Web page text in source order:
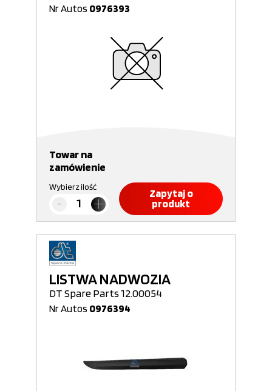
Nr Autos 0976393
Towar na
zamówienie
Wybierz ilość
Zapytaj o
produkt
LISTWA NADWOZIA
DT Spare Parts 12.00054
Nr Autos 0976394